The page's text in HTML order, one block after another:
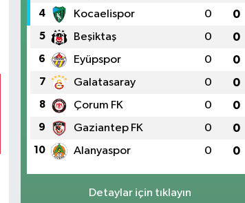
4 Kocaelispor 0 0
5 Beşiktaş 0 0
6 Eyüpspor 0 0
7 Galatasaray 0 0
8 Çorum FK 0 0
9 Gaziantep FK 0 0
10 Alanyaspor 0 0
Detaylar için tıklayın